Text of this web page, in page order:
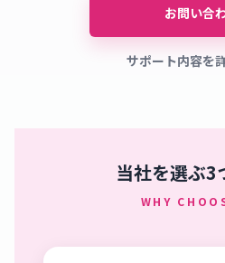
お問い合
サポート内容を
当社を選ぶ3
WHY